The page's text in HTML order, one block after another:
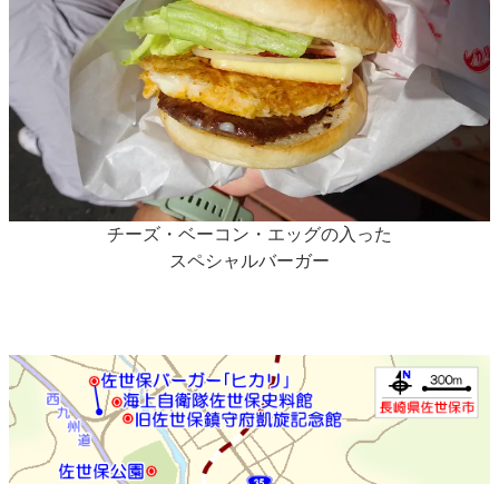
チーズ・ベーコン・エッグの入った
スペシャルバーガー